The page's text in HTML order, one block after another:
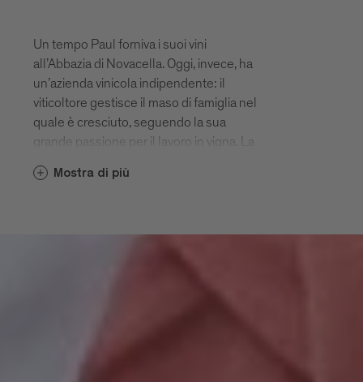
Un tempo Paul forniva i suoi vini
all’Abbazia di Novacella. Oggi, invece, ha
un’azienda vinicola indipendente: il
viticoltore gestisce il maso di famiglia nel
quale è cresciuto, seguendo la sua
grande passione per il lavoro in vigna. La
dell’origine del vino e del terreno da cui
migliori condizioni.www.griesserhof.it
Mostra di più